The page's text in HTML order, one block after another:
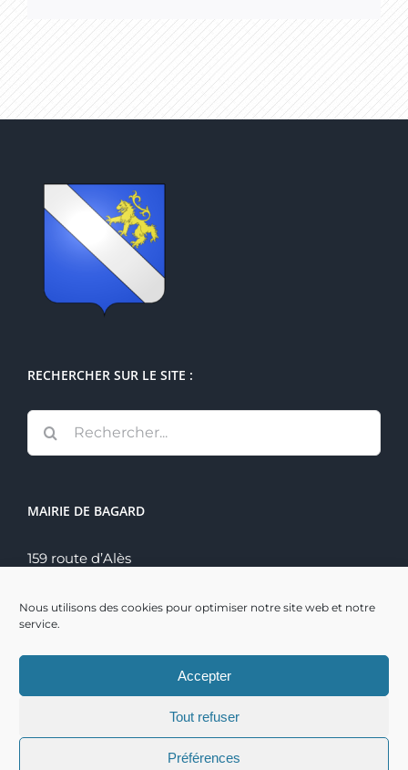
Nous utilisons des cookies pour optimiser notre site web et notre
service.
Accepter
Tout refuser
Préférences
RECHERCHER SUR LE SITE :
MAIRIE DE BAGARD
159 route d’Alès
Tél. : 04 66 60 70 22
Copyright 2021 | Mairie de Bagard | Réalisation :